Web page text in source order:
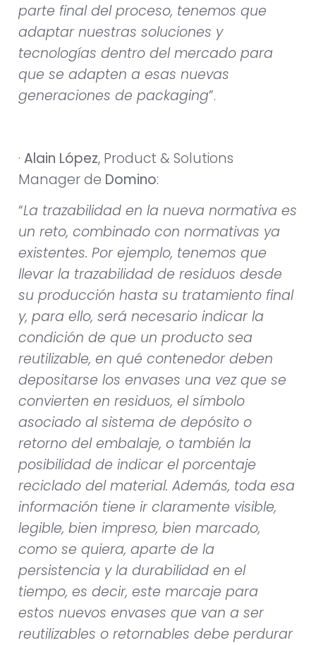
parte final del proceso, tenemos que
adaptar nuestras soluciones y
tecnologías dentro del mercado para
que se adapten a esas nuevas
generaciones de packaging”.
· Alain López, Product & Solutions
Manager de Domino:
“La trazabilidad en la nueva normativa es
un reto, combinado con normativas ya
existentes. Por ejemplo, tenemos que
llevar la trazabilidad de residuos desde
su producción hasta su tratamiento final
y, para ello, será necesario indicar la
condición de que un producto sea
reutilizable, en qué contenedor deben
depositarse los envases una vez que se
convierten en residuos, el símbolo
asociado al sistema de depósito o
retorno del embalaje, o también la
posibilidad de indicar el porcentaje
reciclado del material. Además, toda esa
información tiene ir claramente visible,
legible, bien impreso, bien marcado,
como se quiera, aparte de la
persistencia y la durabilidad en el
tiempo, es decir, este marcaje para
estos nuevos envases que van a ser
reutilizables o retornables debe perdurar